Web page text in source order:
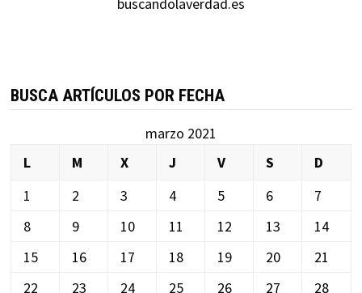
BUSCA ARTÍCULOS POR FECHA
marzo 2021
L
M X J V S
D
1
2 3 4 5 6
7
8
9 10 11 12 13
14
15
16 17 18 19 20
21
22
23 24 25 26 27 28